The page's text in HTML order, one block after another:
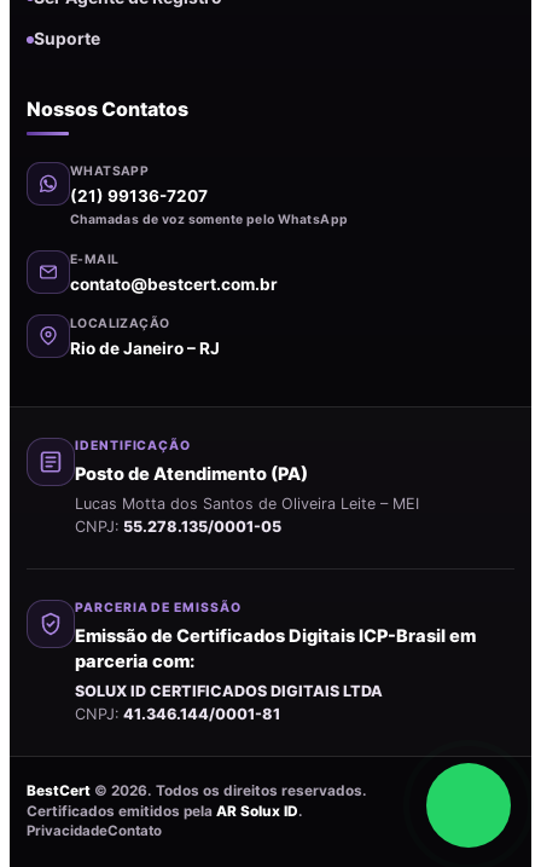
Suporte
Nossos Contatos
WHATSAPP
(21) 99136-7207
Chamadas de voz somente pelo WhatsApp
E-MAIL
contato@bestcert.com.br
LOCALIZAÇÃO
Rio de Janeiro – RJ
IDENTIFICAÇÃO
Posto de Atendimento (PA)
Lucas Motta dos Santos de Oliveira Leite – MEI
CNPJ: 55.278.135/0001-05
PARCERIA DE EMISSÃO
Emissão de Certificados Digitais ICP-Brasil em
parceria com:
SOLUX ID CERTIFICADOS DIGITAIS LTDA
CNPJ: 41.346.144/0001-81
BestCert © 2026. Todos os direitos reservados.
Certificados emitidos pela AR Solux ID.
PrivacidadeContato